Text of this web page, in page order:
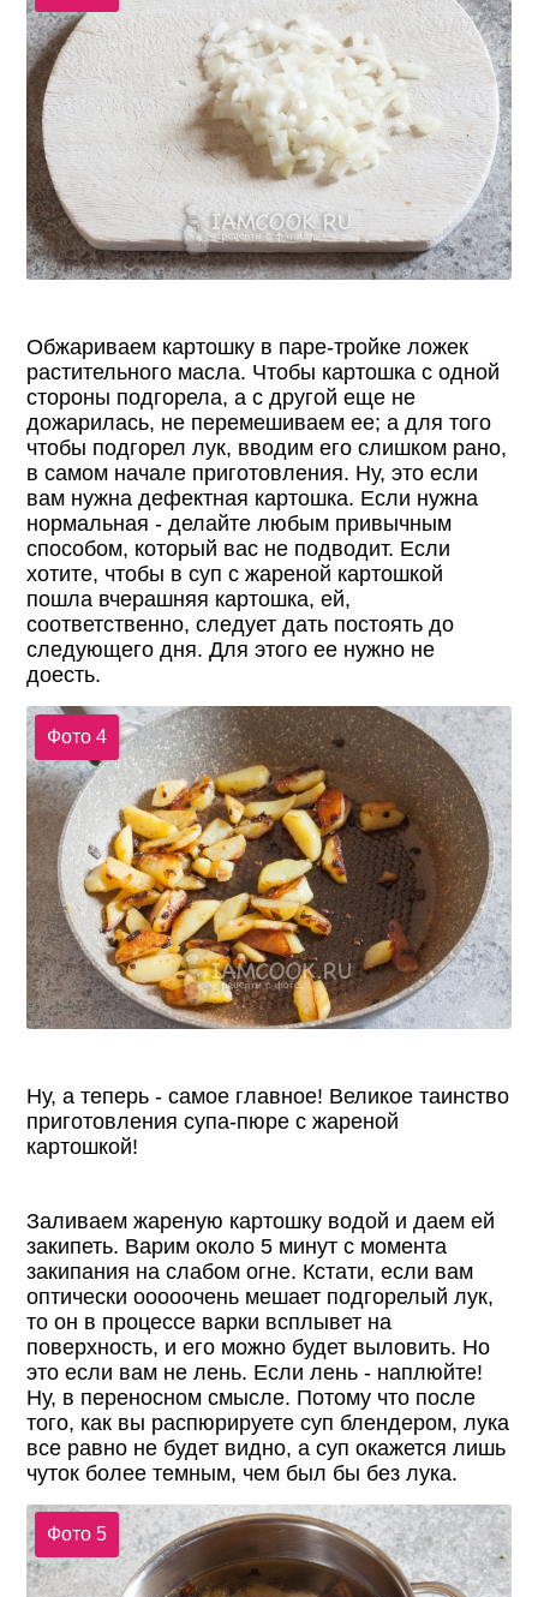
Обжариваем картошку в паре-тройке ложек
растительного масла. Чтобы картошка с одной
стороны подгорела, а с другой еще не
дожарилась, не перемешиваем ее; а для того
чтобы подгорел лук, вводим его слишком рано,
в самом начале приготовления. Ну, это если
вам нужна дефектная картошка. Если нужна
нормальная - делайте любым привычным
способом, который вас не подводит. Если
хотите, чтобы в суп с жареной картошкой
пошла вчерашняя картошка, ей,
соответственно, следует дать постоять до
следующего дня. Для этого ее нужно не
доесть.
Фото 4
Ну, а теперь - самое главное! Великое таинство
приготовления супа-пюре с жареной
картошкой!
Заливаем жареную картошку водой и даем ей
закипеть. Варим около 5 минут с момента
закипания на слабом огне. Кстати, если вам
оптически ооооочень мешает подгорелый лук,
то он в процессе варки всплывет на
поверхность, и его можно будет выловить. Но
это если вам не лень. Если лень - наплюйте!
Ну, в переносном смысле. Потому что после
того, как вы распюрируете суп блендером, лука
все равно не будет видно, а суп окажется лишь
чуток более темным, чем был бы без лука.
Фото 5